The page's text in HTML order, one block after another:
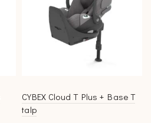
CYBEX Cloud T Plus + Base T
talp